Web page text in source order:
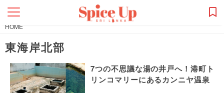
HOME
東海岸北部
7つの不思議な湯の井戸へ！港町ト
リンコマリーにあるカンニヤ温泉